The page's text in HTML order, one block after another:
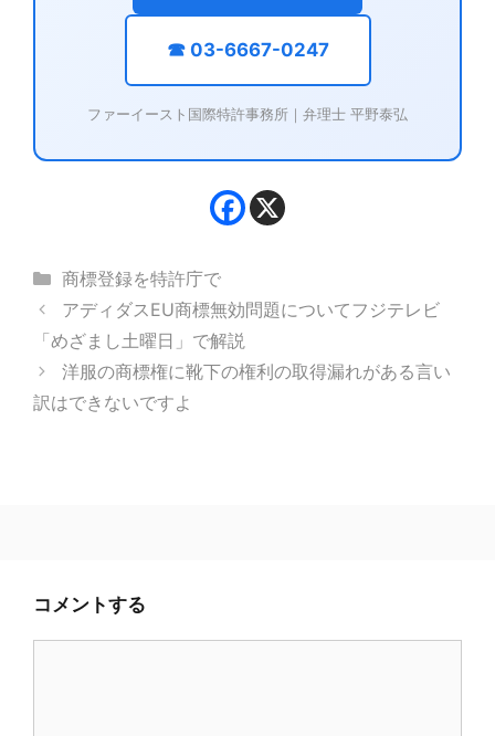
☎ 03-6667-0247
ファーイースト国際特許事務所｜弁理士 平野泰弘
カ
テ
ゴ
リ
ー
商標登録を特許庁で
アディダスEU商標無効問題についてフジテレビ
「めざまし土曜日」で解説
洋服の商標権に靴下の権利の取得漏れがある言い
訳はできないですよ
コメントする